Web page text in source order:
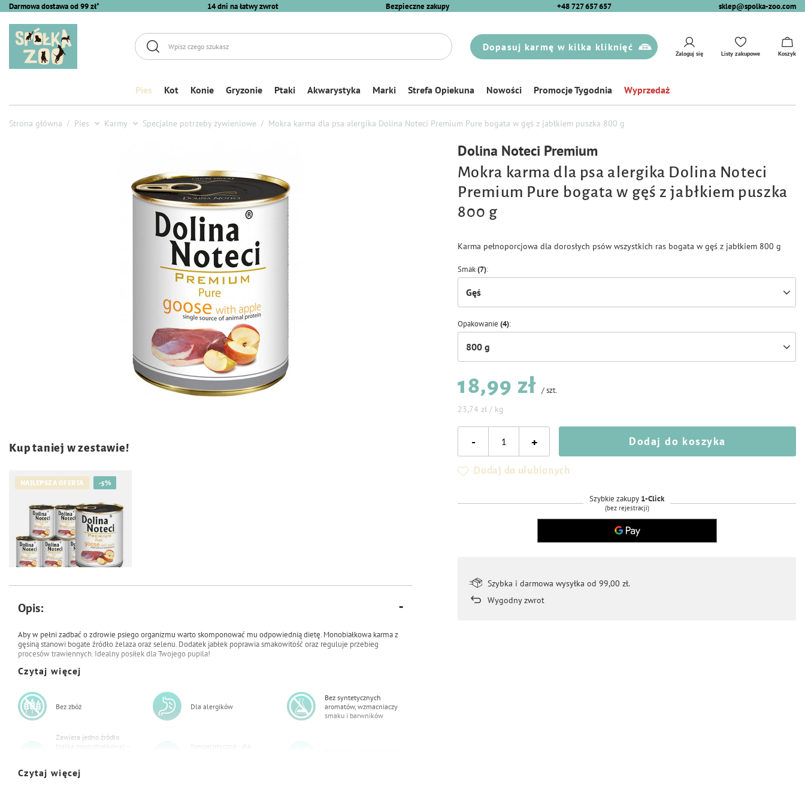
Darmowa dostawa od 99 zł* 14 dni na łatwy zwrot Bezpieczne zakupy +48 727 657 657 sklep@spolka-zoo.com
Dopasuj karmę w kilka kliknięć
Zaloguj się Listy zakupowe Koszyk
Pies Kot Konie Gryzonie Ptaki Akwarystyka Marki Strefa Opiekuna Nowości Promocje Tygodnia Wyprzedaż
Strona główna Pies Karmy Specjalne potrzeby żywieniowe Mokra karma dla psa alergika Dolina Noteci Premium Pure bogata w gęś z jabłkiem puszka 800 g
Dolina Noteci Premium
Mokra karma dla psa alergika Dolina Noteci
Premium Pure bogata w gęś z jabłkiem puszka
800 g
Karma pełnoporcjowa dla dorosłych psów wszystkich ras bogata w gęś z jabłkiem 800 g
Smak(7)
Gęś
Opakowanie (4)
800 g
18,99 zł /szt.
23,74 zł / kg
- + Dodaj do koszyka
Dodaj do ulubionych
Szybkie zakupy 1-Click
(bez rejestracji)
Szybka i darmowa wysyłka od 99,00 zł.
Wygodny zwrot
Kup taniej w zestawie!
NAJLEPSZA OFERTA -5%
108,24 zł
Dolina Noteci Premium Pure
bogata w gęś z jabłkiem zestaw 6 x
Opis:
Aby w pełni zadbać o zdrowie psiego organizmu warto skomponować mu odpowiednią dietę. Monobiałkowa karma z
gęsiną stanowi bogate źródło żelaza oraz selenu. Dodatek jabłek poprawia smakowitość oraz reguluje przebieg
procesów trawiennych. Idealny posiłek dla Twojego pupila!
Czytaj więcej
Bez zbóż Dla alergików
Bez syntetycznych
aromatów, wzmacniaczy
smaku i barwników
Zawiera jedno źródło
białka (monobiałkowa) –
pokarmowymi
Specjalistyczna - dla
Czytaj więcej